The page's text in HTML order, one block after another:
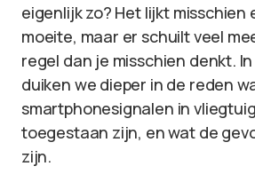
eigenlijk zo? Het lijkt misschien
moeite, maar er schuilt veel
regel dan je misschien denkt.
duiken we dieper in de reden
smartphonesignalen in
toegestaan zijn, en wat de
zijn.